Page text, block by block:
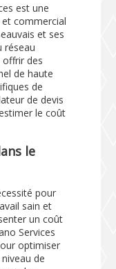
est une
commercial
et ses
réseau
offrir des
de haute
de
de devis
le coût
le
pour
sain et
un coût
Services
optimiser
de